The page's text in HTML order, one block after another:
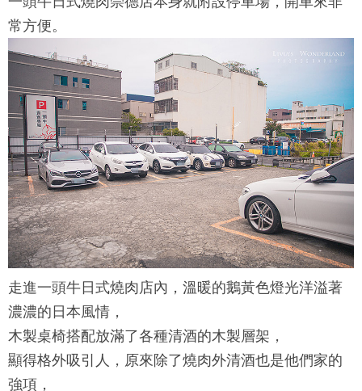
常方便。
走進一頭牛日式燒肉店內，溫暖的鵝黃色燈光洋溢著
濃濃的日本風情，
木製桌椅搭配放滿了各種清酒的木製層架，
顯得格外吸引人，原來除了燒肉外清酒也是他們家的
強項，